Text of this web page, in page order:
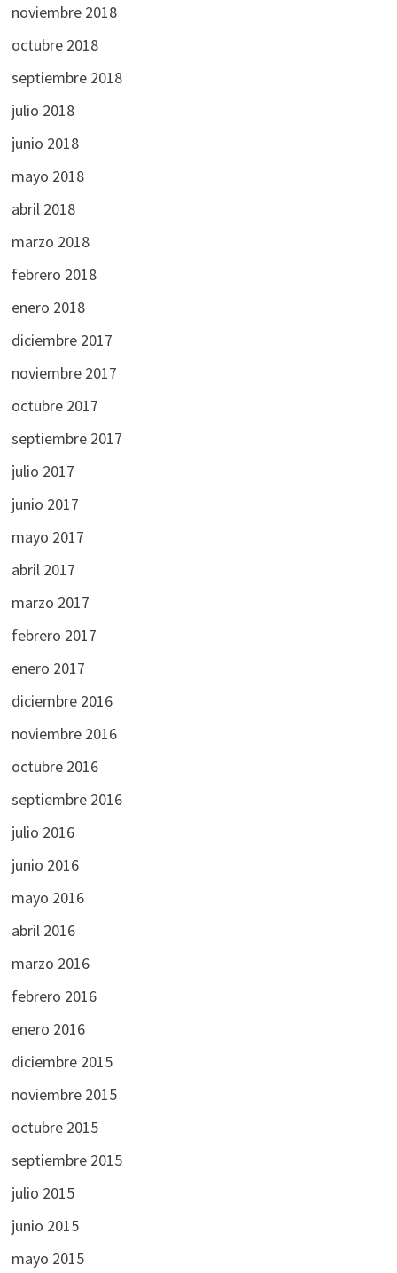
noviembre 2018
octubre 2018
septiembre 2018
julio 2018
junio 2018
mayo 2018
abril 2018
marzo 2018
febrero 2018
enero 2018
diciembre 2017
noviembre 2017
octubre 2017
septiembre 2017
julio 2017
junio 2017
mayo 2017
abril 2017
marzo 2017
febrero 2017
enero 2017
diciembre 2016
noviembre 2016
octubre 2016
septiembre 2016
julio 2016
junio 2016
mayo 2016
abril 2016
marzo 2016
febrero 2016
enero 2016
diciembre 2015
noviembre 2015
octubre 2015
septiembre 2015
julio 2015
junio 2015
mayo 2015